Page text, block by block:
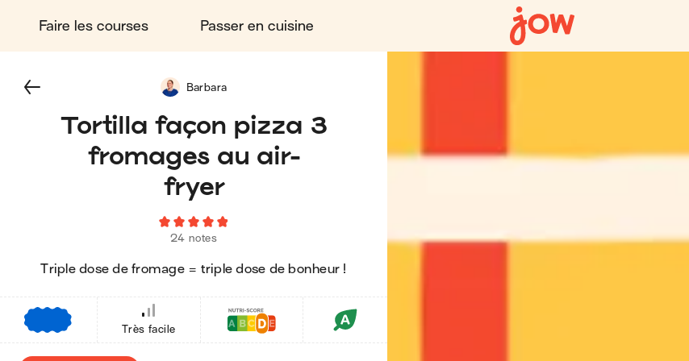
Faire les courses Passer en cuisine
Tortilla façon pizza 3
fromages au air-
fryer
24 notes
Triple dose de fromage = triple dose de bonheur !
Barbara
Très facile